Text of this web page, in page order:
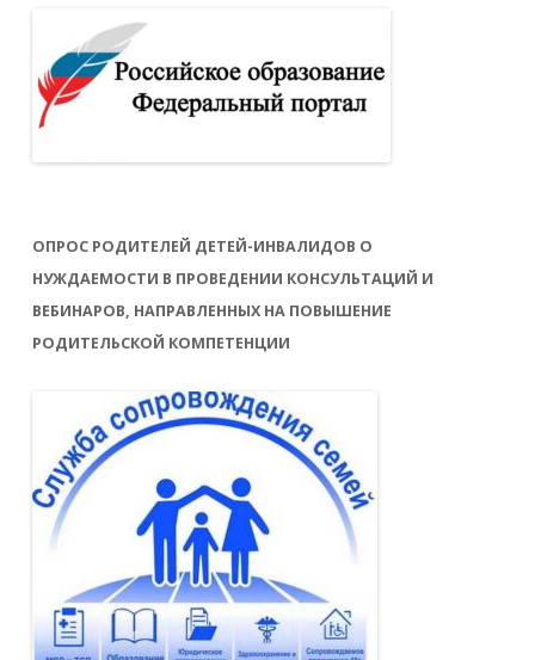
ОПРОС РОДИТЕЛЕЙ ДЕТЕЙ-ИНВАЛИДОВ О
НУЖДАЕМОСТИ В ПРОВЕДЕНИИ КОНСУЛЬТАЦИЙ И
ВЕБИНАРОВ, НАПРАВЛЕННЫХ НА ПОВЫШЕНИЕ
РОДИТЕЛЬСКОЙ КОМПЕТЕНЦИИ